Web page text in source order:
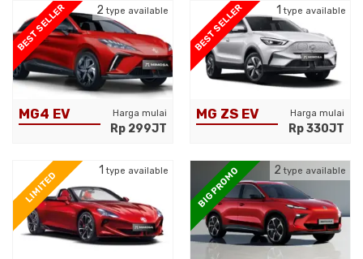
MG4 EV Harga mulai
Rp 299JT
BEST SELLER 2type available
MG ZS EV Harga mulai
Rp 330JT
BEST SELLER 1type available
LIMITED 1type available BIG PROMO 2type available